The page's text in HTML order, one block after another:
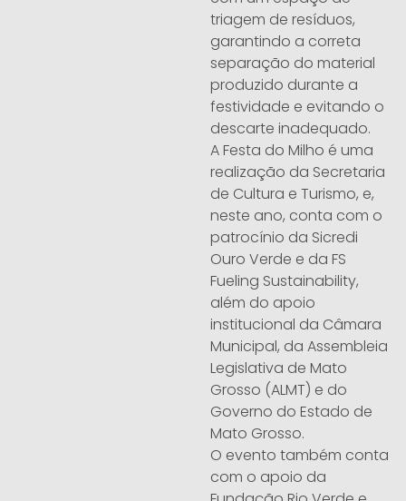
triagem de resíduos,
garantindo a correta
separação do material
produzido durante a
festividade e evitando o
descarte inadequado.
A Festa do Milho é uma
realização da Secretaria
de Cultura e Turismo, e,
neste ano, conta com o
patrocínio da Sicredi
Ouro Verde e da FS
Fueling Sustainability,
além do apoio
institucional da Câmara
Municipal, da Assembleia
Legislativa de Mato
Grosso (ALMT) e do
Governo do Estado de
Mato Grosso.
O evento também conta
com o apoio da